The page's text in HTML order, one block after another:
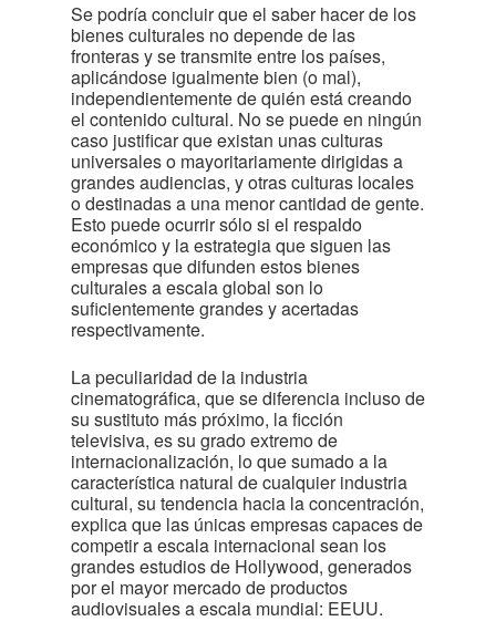
Se podría concluir que el saber hacer de los
bienes culturales no depende de las
fronteras y se transmite entre los países,
aplicándose igualmente bien (o mal),
independientemente de quién está creando
el contenido cultural. No se puede en ningún
caso justificar que existan unas culturas
universales o mayoritariamente dirigidas a
grandes audiencias, y otras culturas locales
o destinadas a una menor cantidad de gente.
Esto puede ocurrir sólo si el respaldo
económico y la estrategia que siguen las
empresas que difunden estos bienes
culturales a escala global son lo
suficientemente grandes y acertadas
respectivamente.
La peculiaridad de la industria
cinematográfica, que se diferencia incluso de
su sustituto más próximo, la ficción
televisiva, es su grado extremo de
internacionalización, lo que sumado a la
característica natural de cualquier industria
cultural, su tendencia hacia la concentración,
explica que las únicas empresas capaces de
competir a escala internacional sean los
grandes estudios de Hollywood, generados
por el mayor mercado de productos
audiovisuales a escala mundial: EEUU.